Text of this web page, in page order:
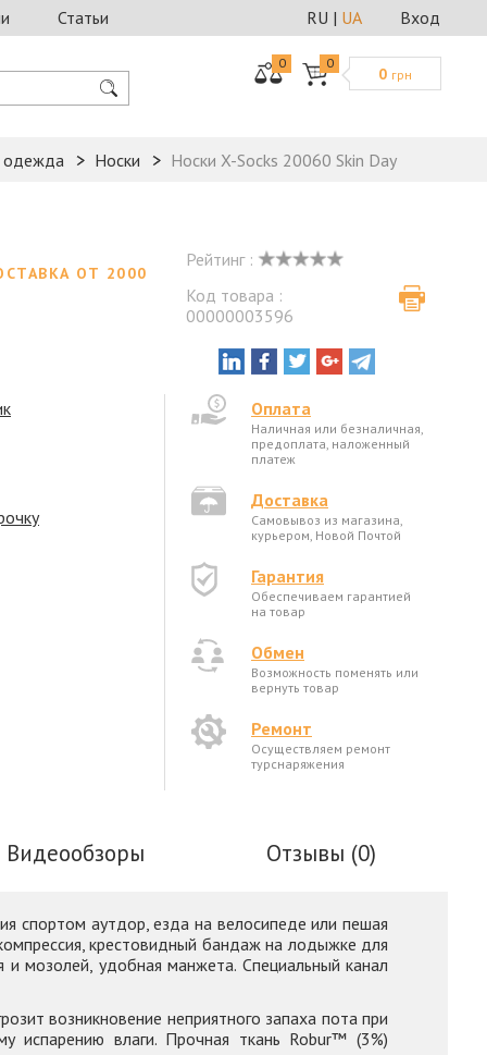
Статьи Вход
RU | UA
0 0
0 грн
одежда Носки Носки X-Socks 20060 Skin Day
Рейтинг :
Код товара :
00000003596
Оплата
Наличная или безналичная,
предоплата, наложенный
платеж
Доставка
Самовывоз из магазина,
курьером, Новой Почтой
Гарантия
Обеспечиваем гарантией
на товар
Обмен
Возможность поменять или
вернуть товар
Ремонт
Осуществляем ремонт
турснаряжения
ОТ 2000
Видеообзоры Отзывы (0)
спортом аутдор, езда на велосипеде или пешая
крестовидный бандаж на лодыжке для
мозолей, удобная манжета. Специальный канал
возникновение неприятного запаха пота при
испарению влаги. Прочная ткань Robur™ (3%)